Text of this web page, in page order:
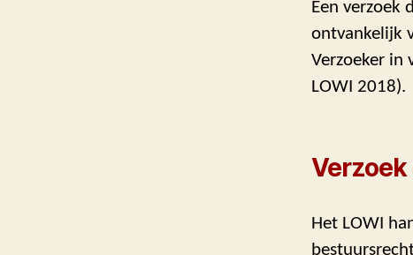
Een verzoek
ontvankelijk
Verzoeker in
LOWI 2018).
Het LOWI